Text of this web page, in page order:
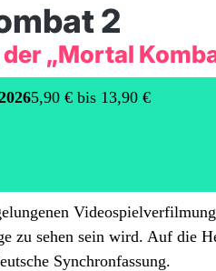
2
„Mortal
5,90 € bis 13,90 €
zu sehen sein wird. Auf die
Synchronfassung.